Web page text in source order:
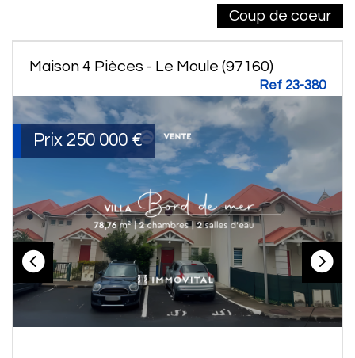
Coup de coeur
Maison 4 Pièces - Le Moule (97160)
Ref 23-380
Prix 250 000 €